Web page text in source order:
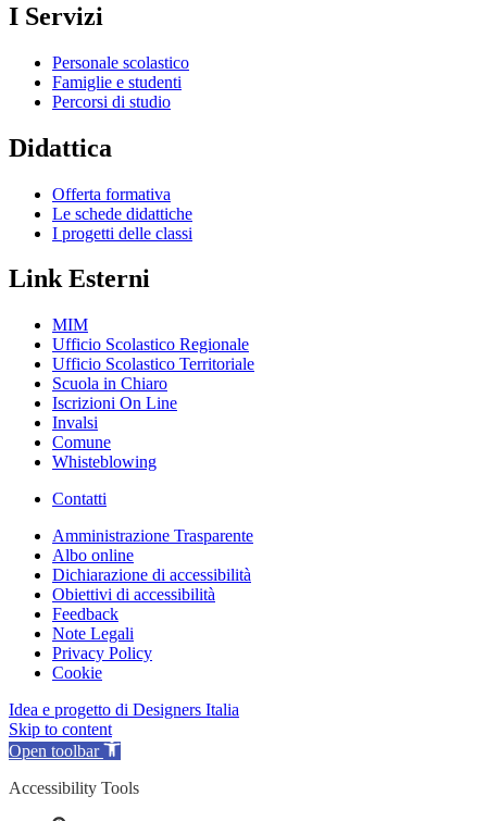
I Servizi
Personale scolastico
Famiglie e studenti
Percorsi di studio
Didattica
Offerta formativa
Le schede didattiche
I progetti delle classi
Link Esterni
MIM
Ufficio Scolastico Regionale
Ufficio Scolastico Territoriale
Scuola in Chiaro
Iscrizioni On Line
Invalsi
Comune
Whisteblowing
Contatti
Amministrazione Trasparente
Albo online
Dichiarazione di accessibilità
Obiettivi di accessibilità
Feedback
Note Legali
Privacy Policy
Cookie
Idea e progetto di Designers Italia
Skip to content
Open toolbar
Accessibility Tools